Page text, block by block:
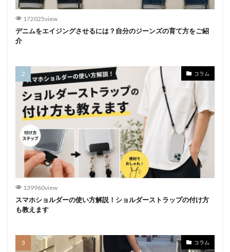
172025view
デニムをエイジングさせるには？自分のジーンズの育て方をご紹
介
コラム
139960view
スマホショルダーの使い方解説！ショルダーストラップの付け方
も教えます
コラム